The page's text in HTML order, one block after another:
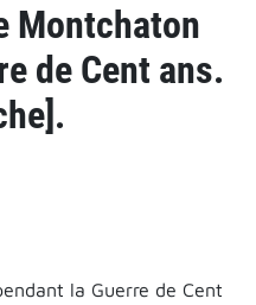
Montchaton
de Cent ans.
la Guerre de Cent